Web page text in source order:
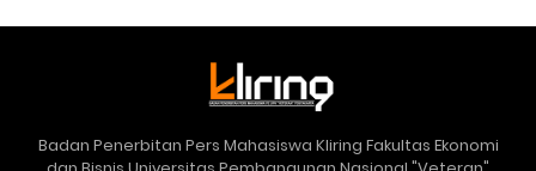
Badan Penerbitan Pers Mahasiswa Kliring Fakultas Ekonomi